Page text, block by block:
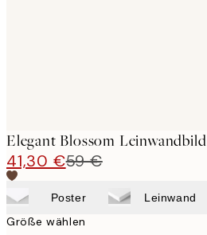
Elegant Blossom Leinwandbild
41,30 €59 €
Poster Leinwand
Größe wählen